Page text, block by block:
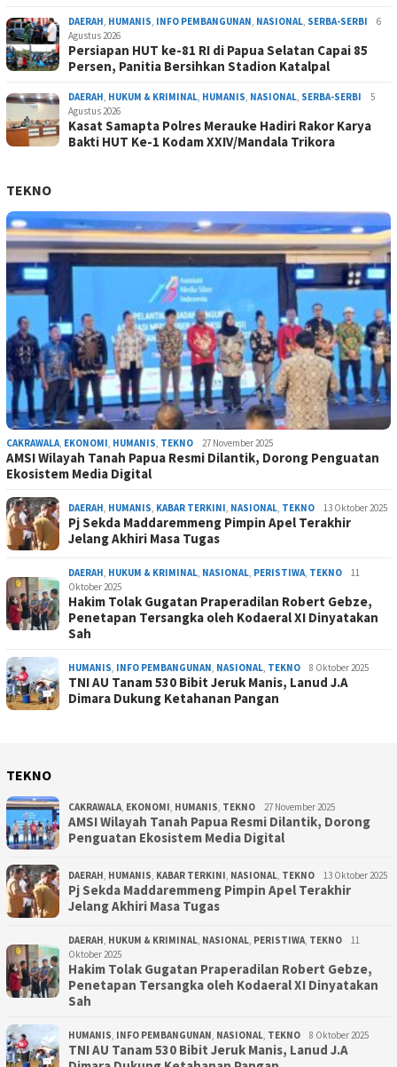
DAERAH HUMANIS INFO PEMBANGUNAN NASIONAL SERBA-SERBI
6
Agustus 2026
Persiapan HUT ke-81 RI di Papua Selatan Capai 85
Persen, Panitia Bersihkan Stadion Katalpal
DAERAH HUKUM & KRIMINAL HUMANIS NASIONAL SERBA-SERBI
5
Agustus 2026
Kasat Samapta Polres Merauke Hadiri Rakor Karya
Bakti HUT Ke-1 Kodam XXIV/Mandala Trikora
TEKNO
CAKRAWALA EKONOMI HUMANIS TEKNO 27 November 2025
AMSI Wilayah Tanah Papua Resmi Dilantik, Dorong Penguatan
Ekosistem Media Digital
DAERAH HUMANIS KABAR TERKINI NASIONAL TEKNO 13 Oktober 2025
Pj Sekda Maddaremmeng Pimpin Apel Terakhir
Jelang Akhiri Masa Tugas
DAERAH HUKUM & KRIMINAL NASIONAL PERISTIWA TEKNO
11
Oktober 2025
Hakim Tolak Gugatan Praperadilan Robert Gebze,
Penetapan Tersangka oleh Kodaeral XI Dinyatakan
Sah
HUMANIS INFO PEMBANGUNAN NASIONAL TEKNO 8 Oktober 2025
TNI AU Tanam 530 Bibit Jeruk Manis, Lanud J.A
Dimara Dukung Ketahanan Pangan
TEKNO
CAKRAWALA EKONOMI HUMANIS TEKNO 27 November 2025
AMSI Wilayah Tanah Papua Resmi Dilantik, Dorong
Penguatan Ekosistem Media Digital
DAERAH HUMANIS KABAR TERKINI NASIONAL TEKNO 13 Oktober 2025
Pj Sekda Maddaremmeng Pimpin Apel Terakhir
Jelang Akhiri Masa Tugas
DAERAH HUKUM & KRIMINAL NASIONAL PERISTIWA TEKNO
11
Oktober 2025
Hakim Tolak Gugatan Praperadilan Robert Gebze,
Penetapan Tersangka oleh Kodaeral XI Dinyatakan
Sah
HUMANIS INFO PEMBANGUNAN NASIONAL TEKNO 8 Oktober 2025
TNI AU Tanam 530 Bibit Jeruk Manis, Lanud J.A